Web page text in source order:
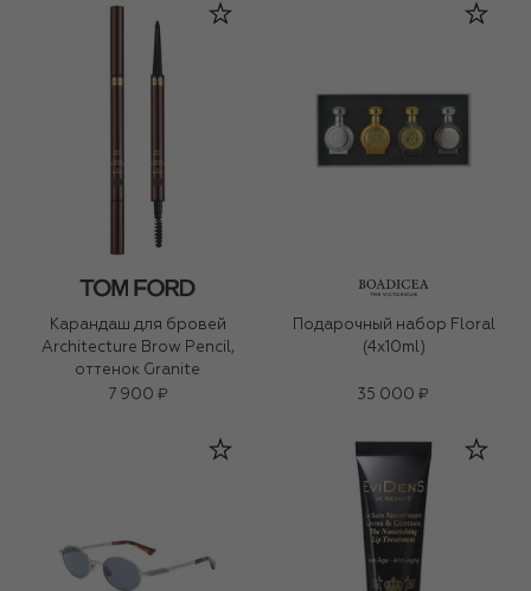
Карандаш для бровей
Architecture Brow Pencil,
оттенок Granite
7 900 ₽
Подарочный набор Floral
(4x10ml)
35 000 ₽